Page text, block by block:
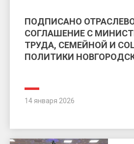
ПОДПИСАНО
СОГЛАШЕНИЕ С
ТРУДА, СЕМЕЙНОЙ И
ПОЛИТИКИ
14 января 2026